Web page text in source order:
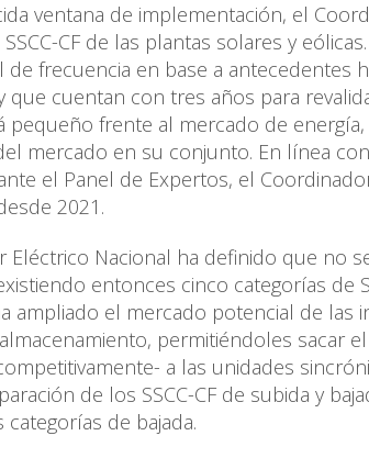
ventana de implementación, el
CF de las plantas solares y
frecuencia en base a antecedentes
que cuentan con tres años para
pequeño frente al mercado de
mercado en su conjunto. En línea
el Panel de Expertos, el
2021.
Eléctrico Nacional ha definido que no
entonces cinco categorías de
ampliado el mercado potencial de las
almacenamiento, permitiéndoles sacar
a las unidades
de los SSCC-CF de subida y
de bajada.